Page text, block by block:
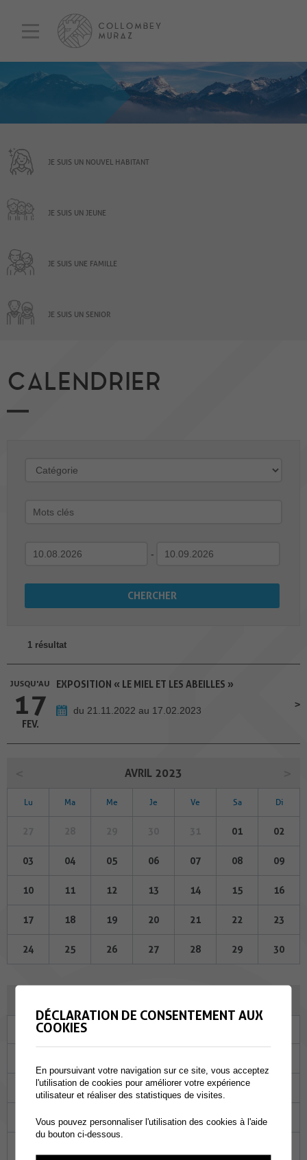
JE SUIS UN NOUVEL HABITANT
JE SUIS UN JEUNE
JE SUIS UNE FAMILLE
JE SUIS UN SENIOR
CALENDRIER
-
1 résultat
JUSQU'AU
17
FEV.
EXPOSITION « LE MIEL ET LES ABEILLES »
du 21.11.2022 au 17.02.2023
AVRIL 2023
Lu Ma Me Je Ve Sa Di
01 02
03 04 05 06 07 08 09
10 11 12 13 14 15 16
17 18 19 20 21 22 23
24 25 26 27 28 29 30
Ma
09 10 11 12 13
18 19 20
DÉCLARATION DE CONSENTEMENT AUX
COOKIES
En poursuivant votre navigation sur ce site, vous acceptez
l'utilisation de cookies pour améliorer votre expérience
utilisateur et réaliser des statistiques de visites.
Vous pouvez personnaliser l'utilisation des cookies à l'aide
du bouton ci-dessous.